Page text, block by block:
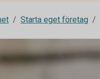
Starta eget företag